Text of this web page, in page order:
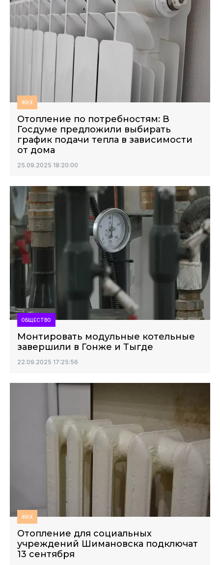
ЖКХ
Отопление по потребностям: В
Госдуме предложили выбирать
график подачи тепла в зависимости
от дома
25.09.2025 18:20:00
ОБЩЕСТВО
Монтировать модульные котельные
завершили в Гонже и Тыгде
22.09.2025 17:25:56
ЖКХ
Отопление для социальных
учреждений Шимановска подключат
13 сентября